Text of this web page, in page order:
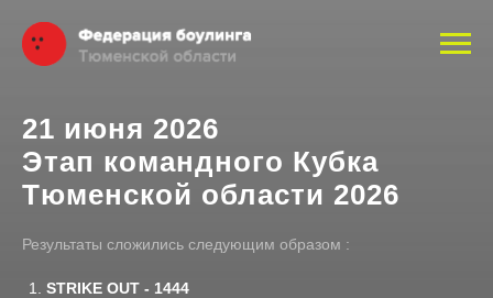
21 июня 2026
Этап командного Кубка
Тюменской области 2026
Результаты сложились следующим образом :
STRIKE OUT - 1444